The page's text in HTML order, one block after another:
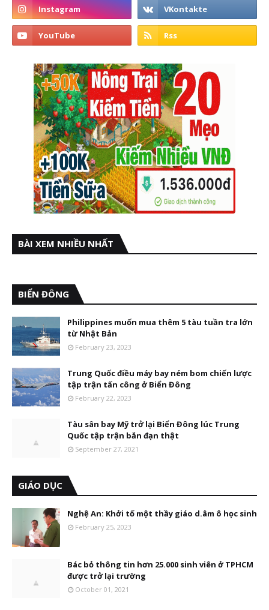
BÀI XEM NHIỀU NHẤT
BIỂN ĐÔNG
Philippines muốn mua thêm 5 tàu tuần tra lớn
từ Nhật Bản
February 23, 2023
Trung Quốc điều máy bay ném bom chiến lược
tập trận tấn công ở Biển Đông
February 22, 2023
Tàu sân bay Mỹ trở lại Biển Đông lúc Trung
Quốc tập trận bắn đạn thật
September 27, 2021
GIÁO DỤC
Nghệ An: Khởi tố một thầy giáo d.âm ô học sinh
February 25, 2023
Bác bỏ thông tin hơn 25.000 sinh viên ở TPHCM
được trở lại trường
October 01, 2021